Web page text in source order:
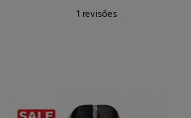
1 revisões